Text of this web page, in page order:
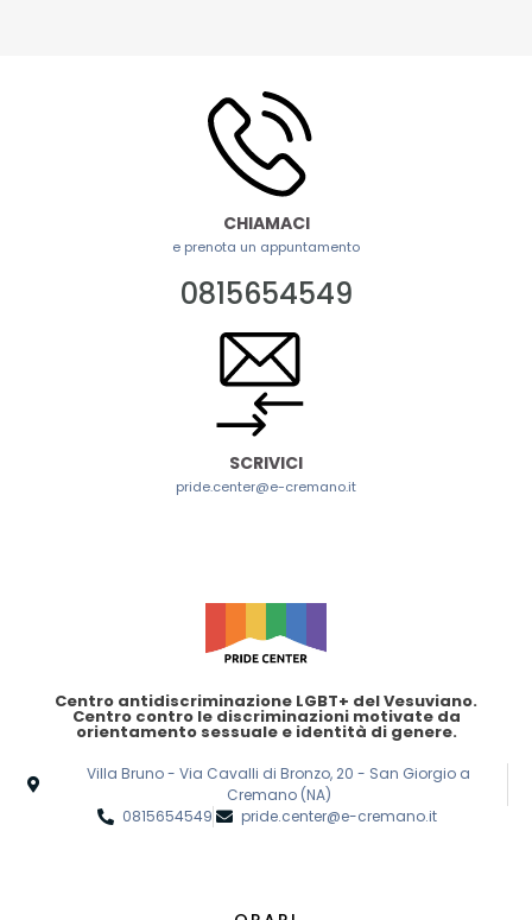
CHIAMACI
e prenota un appuntamento
0815654549
SCRIVICI
pride.center@e-cremano.it
Centro antidiscriminazione LGBT+ del Vesuviano.
Centro contro le discriminazioni motivate da
orientamento sessuale e identità di genere.
Villa Bruno - Via Cavalli di Bronzo, 20 - San Giorgio a
Cremano (NA)
0815654549
pride.center@e-cremano.it